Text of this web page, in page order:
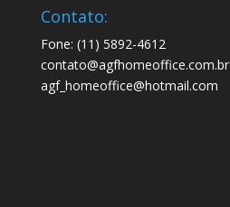
Contato:
Fone: (11) 5892-4612
contato@agfhomeoffice.com.br
agf_homeoffice@hotmail.com